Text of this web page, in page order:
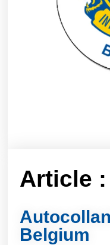
Article :
Belgium